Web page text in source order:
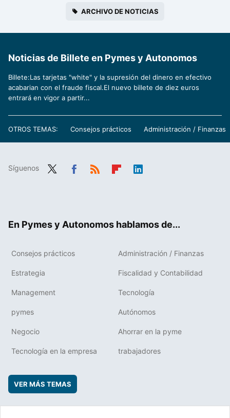
ARCHIVO DE NOTICIAS
Noticias de Billete en Pymes y Autonomos
Billete:Las tarjetas "white" y la supresión del dinero en efectivo
acabarian con el fraude fiscal.El nuevo billete de diez euros
entrará en vigor a partir...
OTROS TEMAS: Consejos prácticos Administración / Finanzas
Síguenos
En Pymes y Autonomos hablamos de...
Consejos prácticos Administración / Finanzas
Estrategia Fiscalidad y Contabilidad
Management Tecnología
pymes Autónomos
Negocio Ahorrar en la pyme
Tecnología en la empresa trabajadores
VER MÁS TEMAS